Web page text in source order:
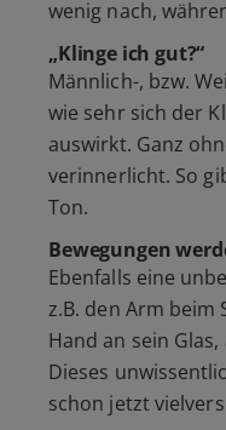
wenig nach,
„Klinge ich gut?“
Männlich-, bzw.
wie sehr sich der
auswirkt. Ganz
verinnerlicht. So
Ton.
Bewegungen
Ebenfalls eine
z.B. den Arm beim
Hand an sein
Dieses
schon jetzt